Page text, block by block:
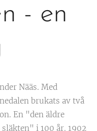
- en
Nääs. Med
brukats av två
En "den äldre
i 100 år. 1902